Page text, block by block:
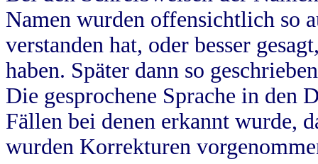
Namen wurden offensichtlich so
verstanden hat, oder besser
haben. Später dann so
Die gesprochene Sprache in
Fällen bei denen erkannt wurde,
wurden Korrekturen